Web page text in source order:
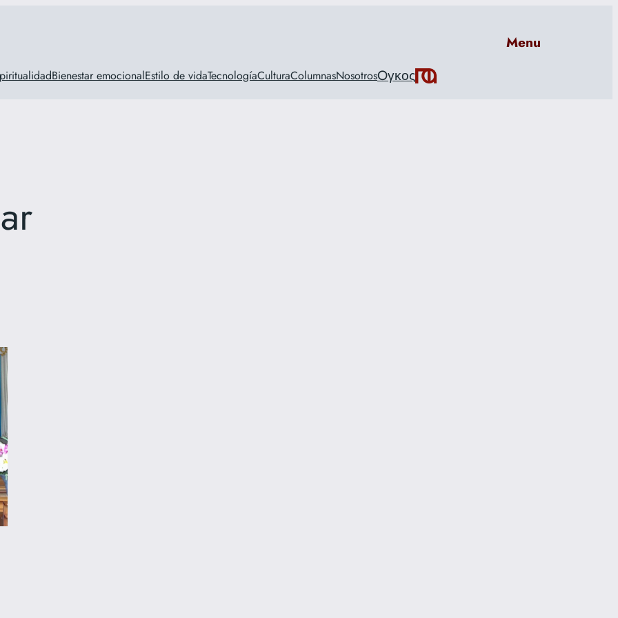
Menu
Bienestar emocionalEstilo de vidaTecnologíaCulturaColumnasNosotrosOγκος